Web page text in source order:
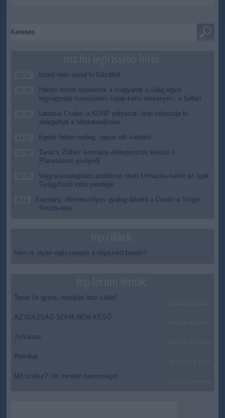
20:31 Izrael nem vonul ki Gázából
18:29
Három érmet szereztek a magyarok a világ egyik
legnagyobb hosszútávú kajak-kenu versenyén, a Sellán
16:28
Latorcai Csaba: a KDNP pályázati úton választja ki
delegáltját a Médiatanácsba
14:27 Egész héten meleg, napos idő várható
12:26
Tanács Zoltán: kormány-előterjesztés készül a
Planetárium jövőjéről
10:25
Vegyszeradagolási probléma miatt kórházba került az Igali
Gyógyfürdő több vendége
8:24
Kormány: életveszélyes gyalog átkelni a Dunán a Sziget
Fesztiválra
Nem is olyan egészséges a népszerű banán?
Tanár Úr gyere, mindjárt lesz Lillád!
AZ IGAZSÁG SOHA NEM KÉSŐ
JólVanna
Porvihar
Mit szólsz? Ide minden baromságot...